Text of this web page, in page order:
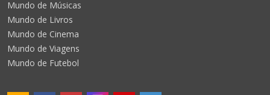
Mundo de Músicas
Mundo de Livros
Mundo de Cinema
Mundo de Viagens
Mundo de Futebol